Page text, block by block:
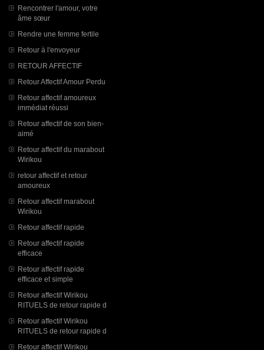
Rencontrer l'amour, votre
âme sœur
Rendre une femme fertile
Retour à l'envoyeur
RETOUR AFFECTIF
Retour Affectif Amour Perdu
Retour affectif amoureux
immédiat réussi
Retour affectif de son bien-
aimé
Retour affectif du marabout
Wirikou
retour affectif et retour
amoureux
Retour affectif marabout
Wirikou
Retour affectif rapide
Retour affectif rapide
efficace
Retour affectif rapide
efficace et simple
Retour affectif Wirikou
RITUELS de retour rapide d
Retour affectif Wirikou
RITUELS de retour rapide d
Retour affectif Wirikou